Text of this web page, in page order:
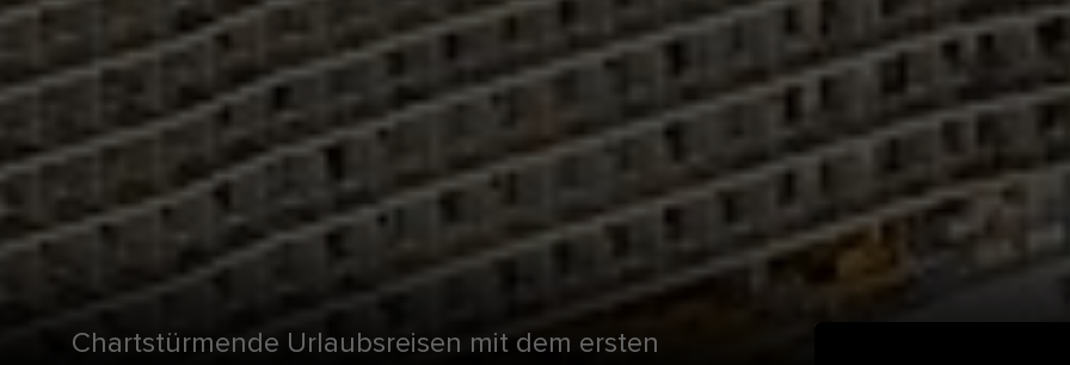
Chartstürmende Urlaubsreisen mit dem ersten